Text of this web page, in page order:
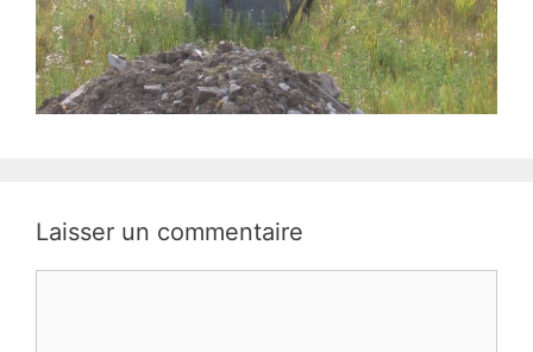
Laisser un commentaire